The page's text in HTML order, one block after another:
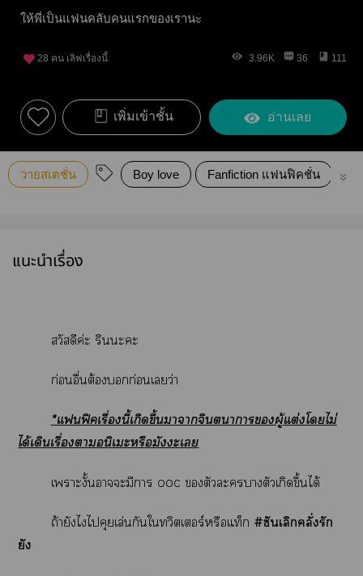
ให้พี่เป็นแฟนคลับคนแรกของเรานะ
28 คน เลิฟเรื่องนี้ 3.96K 36 111
เพิ่มเข้าชั้น อ่านเลย
วายสเตชั่น Boy love Fanfiction แฟนฟิคชั่น
แนะนำเรื่อง
สวัสดีค่ะ รินะะ
ก่อนอื่นต้องก่อนเว่า
*แฟิคเรื่องนี้เกิดขึ้นาาจินตนาการผู้แต่งโไม่
ได้เดินเรื่องาอนิเะหรือมัะเ
เาะงั้นาะมีา ooc ตัวะาตัวเกิดขึ้นได้
ถ้ายังไไคุยเล่นกันใทวิตเอร์หรือแท็ก #ซันเลิกคลั่งรัก
ยัง